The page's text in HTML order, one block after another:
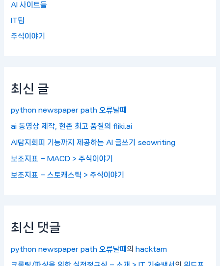
AI 사이트들
IT팁
주식이야기
최신 글
python newspaper path 오류날때
ai 동영상 제작, 현존 최고 품질의 fliki.ai
AI탐지회피 기능까지 제공하는 AI 글쓰기 seowriting
보조지표 – MACD > 주식이야기
보조지표 – 스토캐스틱 > 주식이야기
최신 댓글
python newspaper path 오류날때 의 hacktam